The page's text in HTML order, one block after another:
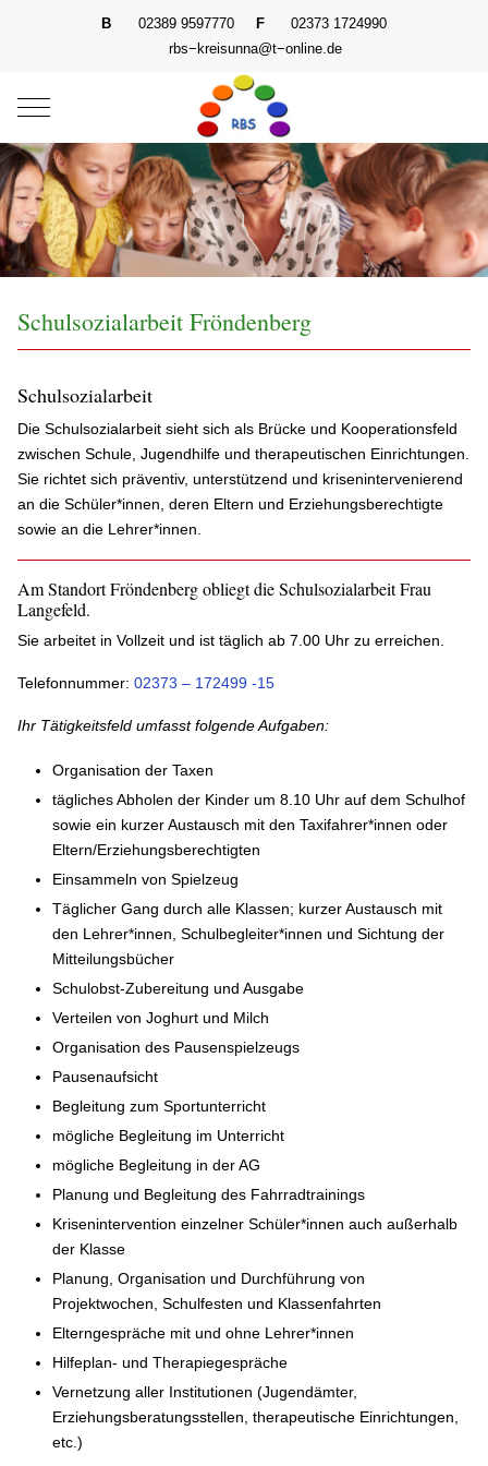
B 02389 9597770 F
02373 1724990
rbs−kreisunna@t−online.de
Mobile Menu Toggle
Schulsozialarbeit Fröndenberg
Schulsozialarbeit
Die Schulsozialarbeit sieht sich als Brücke und Kooperationsfeld
zwischen Schule, Jugendhilfe und therapeutischen Einrichtungen.
Sie richtet sich präventiv, unterstützend und krisenintervenierend
an die Schüler*innen, deren Eltern und Erziehungsberechtigte
sowie an die Lehrer*innen.
Am Standort Fröndenberg obliegt die Schulsozialarbeit Frau
Langefeld.
Sie arbeitet in Vollzeit und ist täglich ab 7.00 Uhr zu erreichen.
Telefonnummer:02373 – 172499 -15
Ihr Tätigkeitsfeld umfasst folgende Aufgaben:
Organisation der Taxen
tägliches Abholen der Kinder um 8.10 Uhr auf dem Schulhof
sowie ein kurzer Austausch mit den Taxifahrer*innen oder
Eltern/Erziehungsberechtigten
Einsammeln von Spielzeug
Täglicher Gang durch alle Klassen; kurzer Austausch mit
den Lehrer*innen, Schulbegleiter*innen und Sichtung der
Mitteilungsbücher
Schulobst-Zubereitung und Ausgabe
Verteilen von Joghurt und Milch
Organisation des Pausenspielzeugs
Pausenaufsicht
Begleitung zum Sportunterricht
mögliche Begleitung im Unterricht
mögliche Begleitung in der AG
Planung und Begleitung des Fahrradtrainings
Krisenintervention einzelner Schüler*innen auch außerhalb
der Klasse
Planung, Organisation und Durchführung von
Projektwochen, Schulfesten und Klassenfahrten
Elterngespräche mit und ohne Lehrer*innen
Hilfeplan- und Therapiegespräche
Vernetzung aller Institutionen (Jugendämter,
Erziehungsberatungsstellen, therapeutische Einrichtungen,
etc.)